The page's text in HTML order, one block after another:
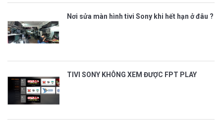
Nơi sửa màn hình tivi Sony khi hết hạn ở đâu ?
TIVI SONY KHÔNG XEM ĐƯỢC FPT PLAY